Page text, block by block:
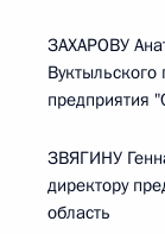
ЗАХАРОВУ
предприятия
ЗВЯГИНУ
директору
область